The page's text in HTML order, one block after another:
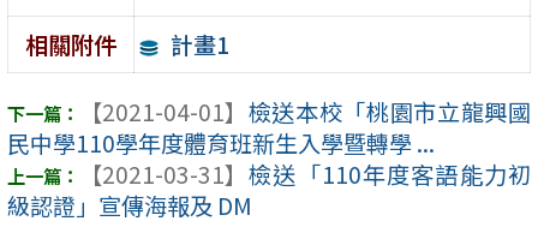
相關附件 計畫1
【2021-04-01】 檢送本校「桃園市立龍興國
民中學110學年度體育班新生入學暨轉學 ...
【2021-03-31】 檢送「110年度客語能力初
級認證」宣傳海報及 DM